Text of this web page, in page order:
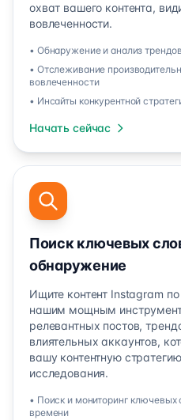
охват вашего контента,
вовлеченности.
• Обнаружение и анализ
• Отслеживание
вовлеченности
• Инсайты конкурентной
Начать сейчас
Поиск ключевых
обнаружение
Ищите контент Instagram
нашим мощным
релевантных постов,
влиятельных аккаунтов,
вашу контентную
исследования.
• Поиск и мониторинг ключевых
времени